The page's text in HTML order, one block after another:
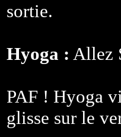
sortie.
Hyoga : Allez
PAF ! Hyoga
glisse sur le